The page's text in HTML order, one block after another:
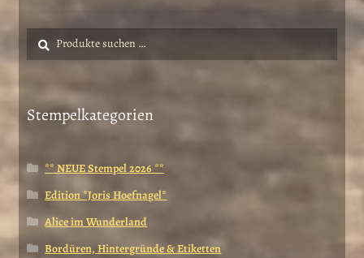
Suche
nach:
Suchen
Stempelkategorien
** NEUE Stempel 2026 **
Edition *Joris Hoefnagel*
Alice im Wunderland
Bordüren, Hintergründe & Etiketten